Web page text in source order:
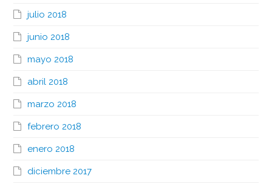
julio 2018
junio 2018
mayo 2018
abril 2018
marzo 2018
febrero 2018
enero 2018
diciembre 2017